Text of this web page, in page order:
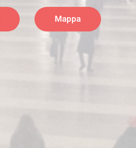
Mappa